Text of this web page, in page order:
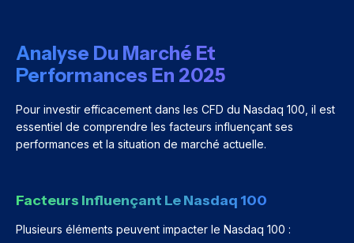
Analyse Du Marché Et
Performances En 2025
Pour investir efficacement dans les CFD du Nasdaq 100, il est
essentiel de comprendre les facteurs influençant ses
performances et la situation de marché actuelle.
Facteurs Influençant Le Nasdaq 100
Plusieurs éléments peuvent impacter le Nasdaq 100 :